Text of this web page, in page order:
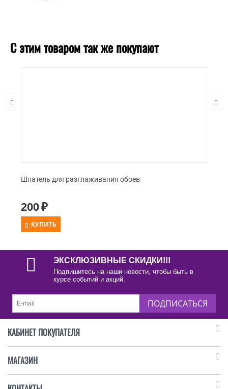
С этим товаром так же покупают
Шпатель для разглаживания обоев
200₽
КУПИТЬ
ЭКСКЛЮЗИВНЫЕ СКИДКИ!!!
Подпишитесь на наши новости, чтобы быть в
курсе событий и акций.
ПОДПИСАТЬСЯ
КАБИНЕТ ПОКУПАТЕЛЯ
МАГАЗИН